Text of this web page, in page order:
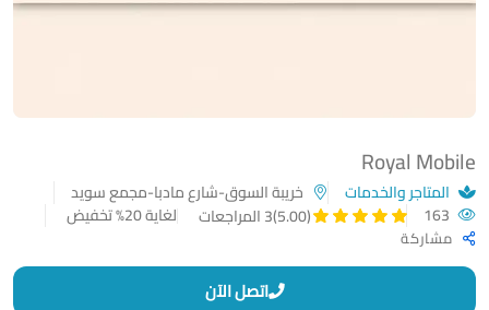
Royal Mobile
المتاجر والخدمات
خريبة السوق-شارع مادبا-مجمع سويد
(5.00) 3 المراجعات لغاية 20% تخفيض
مشاركة
اتصل الآن